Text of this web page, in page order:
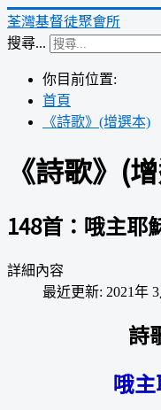
荃灣基督徒聚會所
搜尋...
你目前位置:
首頁
《詩歌》(增選本)
《詩歌》(
148首：哦主耶
詳細內容
最近更新: 2021年 3
詩
哦